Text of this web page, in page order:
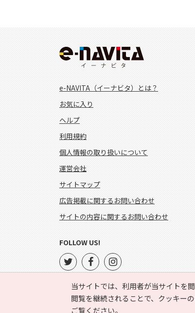
当サイトでは、利用者が当サイトを
閲覧を継続されることで、クッキー
ご覧ください。
e-NAVITA（イーナビタ）とは？
お気に入り
ヘルプ
利用規約
個人情報の取り扱いについて
運営会社
サイトマップ
広告掲載に関するお問い合わせ
サイトの内容に関するお問い合わせ
FOLLOW US!